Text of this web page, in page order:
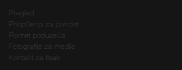
Pregled
Priopćenja za javnost
Portret poduzeća
Fotografije za medije
Kontakt za tisak